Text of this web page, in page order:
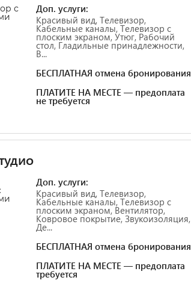
с
Доп. услуги:
Красивый вид, Телевизор,
Кабельные каналы, Телевизор с
плоским экраном, Утюг, Рабочий
стол, Гладильные принадлежности,
В...
БЕСПЛАТНАЯ отмена бронирования
ПЛАТИТЕ НА МЕСТЕ — предоплата
не требуется
Доп. услуги:
Красивый вид, Телевизор,
Кабельные каналы, Телевизор с
плоским экраном, Вентилятор,
Ковровое покрытие, Звукоизоляция,
Де...
БЕСПЛАТНАЯ отмена бронирования
ПЛАТИТЕ НА МЕСТЕ — предоплата
требуется